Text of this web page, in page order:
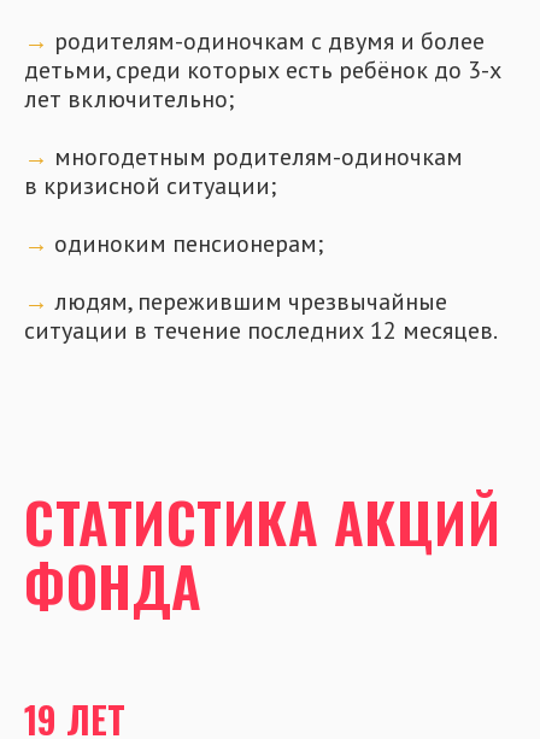
→ родителям-одиночкам с двумя и более
детьми, среди которых есть ребёнок до 3-х
лет включительно;
→ многодетным родителям-одиночкам
в кризисной ситуации;
→ одиноким пенсионерам;
→ людям, пережившим чрезвычайные
ситуации в течение последних 12 месяцев.
СТАТИСТИКА АКЦИЙ
ФОНДА
19 ЛЕТ